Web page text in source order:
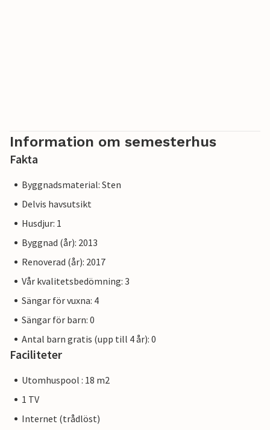
Information om semesterhus
Fakta
Byggnadsmaterial: Sten
Delvis havsutsikt
Husdjur: 1
Byggnad (år): 2013
Renoverad (år): 2017
Vår kvalitetsbedömning: 3
Sängar för vuxna: 4
Sängar för barn: 0
Antal barn gratis (upp till 4 år): 0
Faciliteter
Utomhuspool : 18 m2
1 TV
Internet (trådlöst)